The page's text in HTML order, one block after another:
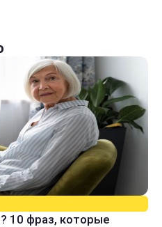
10 фраз, которые